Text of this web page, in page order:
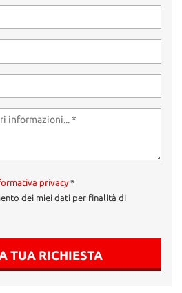
privacy*
dei miei dati per finalità di
TUA RICHIESTA